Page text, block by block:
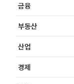
금융
부동산
산업
경제